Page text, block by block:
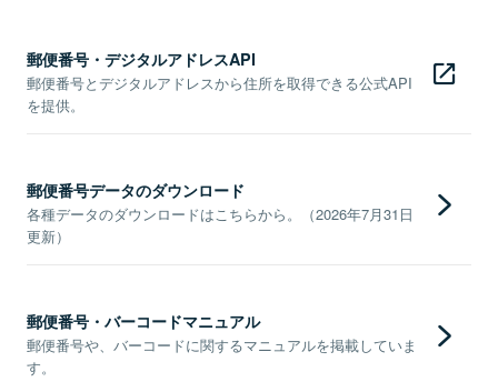
郵便番号・デジタルアドレスAPI
郵便番号とデジタルアドレスから住所を取得できる公式API
を提供。
郵便番号データのダウンロード
各種データのダウンロードはこちらから。（2026年7月31日
更新）
郵便番号・バーコードマニュアル
郵便番号や、バーコードに関するマニュアルを掲載していま
す。